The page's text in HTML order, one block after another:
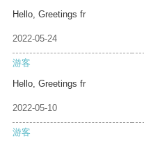
Hello, Greetings fr
2022-05-24
游客
Hello, Greetings fr
2022-05-10
游客